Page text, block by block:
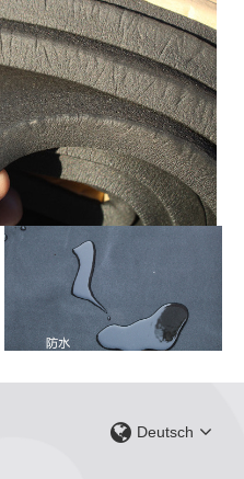
Deutsch